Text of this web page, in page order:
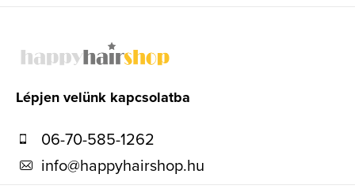
Lépjen velünk kapcsolatba
06-70-585-1262
info@happyhairshop.hu